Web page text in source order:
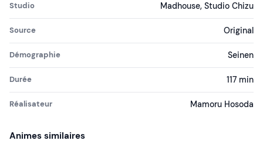
Studio Madhouse, Studio Chizu
Source Original
Démographie Seinen
Durée 117 min
Réalisateur Mamoru Hosoda
Animes similaires